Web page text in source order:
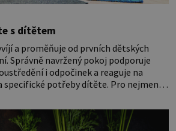
s dítětem
a proměňuje od prvních dětských
Správně navržený pokoj podporuje
i odpočinek a reaguje na
specifické potřeby dítěte. Pro nejmenší
klidně a útulně. Předškolní